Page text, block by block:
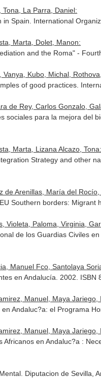
La Parra, Daniel:
Spain. International
Marta, Dolet, Manon:
and the Roma" -
Kubo, Michal,
of good practices.
de Rey, Carlos Gonzalo,
sociales para la mejora del
Marta, Lizana Alcazo, Tona:
Strategy and other
de Arenillas, María del
Southern borders:
Violeta, Paloma, Virginia,
de los Guardias Civiles
Manuel Fco, Santolaya
en Andalucía. 2002. ISBN
Manuel, Maya Jariego,
Andaluc?a: el Programa
Manuel, Maya Jariego,
en Andaluc?a :
Diputacion de Sevilla,